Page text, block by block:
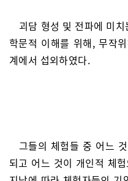
괴담 형성 및 전파에 미
학문적 이해를 위해, 무작
계에서 섭외하였다.
그들의 체험들 중 어느
되고 어느 것이 개인적 체